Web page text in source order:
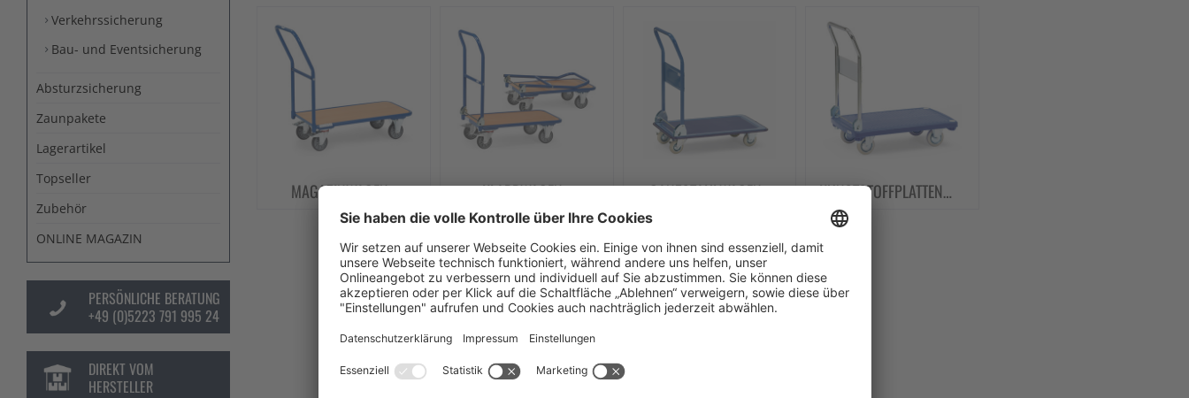
Verkehrssicherung
Bau- und Eventsicherung
Absturzsicherung
Zaunpakete
Lagerartikel
Topseller
Zubehör
ONLINE MAGAZIN
PERSÖNLICHE BERATUNG
+49 (0)5223 791 995 24
DIREKT VOM
HERSTELLER
MAGAZINWAGEN KLAPPWAGEN GANZSTAHLWAGEN KUNSTSTOFFPLATTENWAGEN